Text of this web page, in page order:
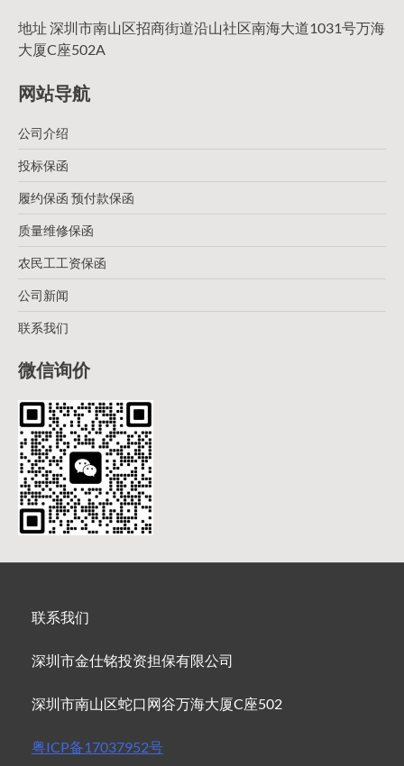
地址 深圳市南山区招商街道沿山社区南海大道1031号万海
大厦C座502A
网站导航
公司介绍
投标保函
履约保函 预付款保函
质量维修保函
农民工工资保函
公司新闻
联系我们
微信询价
联系我们
深圳市金仕铭投资担保有限公司
深圳市南山区蛇口网谷万海大厦C座502
粤ICP备17037952号